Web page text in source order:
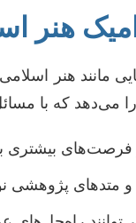
هنر
مانند هنر
را می‌دهد که با
بیشتری
و متدهای